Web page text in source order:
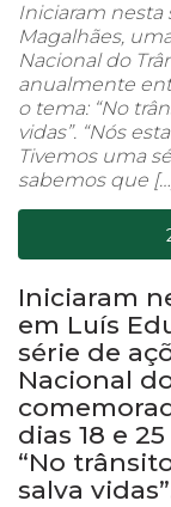
Iniciaram nesta
Magalhães,
Nacional do
anualmente
o tema: “No
vidas”. “Nós
Tivemos uma
sabemos que
Iniciaram
em Luís
série de
Nacional
dias 18 e
“No
salva